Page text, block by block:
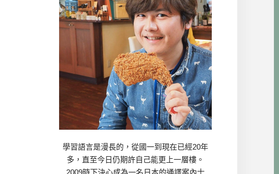
學習語言是漫長的，從國一到現在已經20年
多，直至今日仍期許自己能更上一層樓。
2009時下決心成為一名日本的通譯案內士